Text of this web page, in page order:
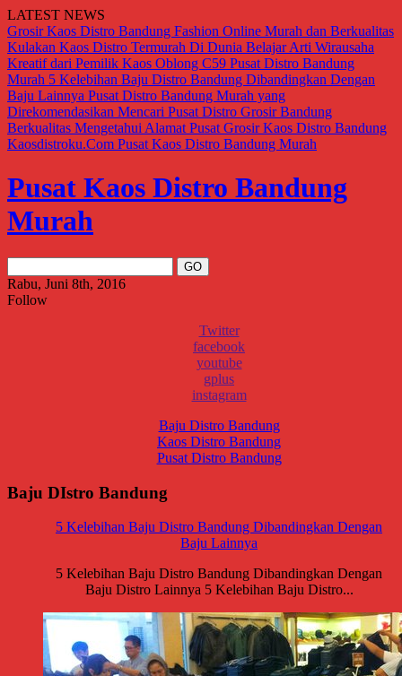
LATEST NEWS
Grosir Kaos Distro Bandung Fashion Online Murah dan Berkualitas
Kulakan Kaos Distro Termurah Di Dunia Belajar Arti Wirausaha
Kreatif dari Pemilik Kaos Oblong C59 Pusat Distro Bandung
Murah 5 Kelebihan Baju Distro Bandung Dibandingkan Dengan
Baju Lainnya Pusat Distro Bandung Murah yang
Direkomendasikan Mencari Pusat Distro Grosir Bandung
Berkualitas Mengetahui Alamat Pusat Grosir Kaos Distro Bandung
Kaosdistroku.Com Pusat Kaos Distro Bandung Murah
Pusat Kaos Distro Bandung
Murah
Rabu, Juni 8th, 2016
Follow
Twitter
facebook
youtube
gplus
instagram
Baju Distro Bandung
Kaos Distro Bandung
Pusat Distro Bandung
Baju DIstro Bandung
5 Kelebihan Baju Distro Bandung Dibandingkan Dengan
Baju Lainnya
5 Kelebihan Baju Distro Bandung Dibandingkan Dengan
Baju Distro Lainnya 5 Kelebihan Baju Distro...